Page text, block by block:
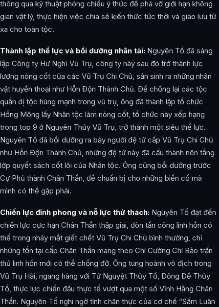
thông qua kỹ thuật phóng chiếu ý thức để phá vỡ giới hạn không
gian vật lý, thực hiện việc chia sẻ kiến thức tức thời và giao lưu từ
xa cho toàn tộc.
Thành lập thế lực và bồi dưỡng nhân tài: Nguyên Tổ đã sáng
lập Công ty Hư Nghĩ Vũ Trụ, công ty này sau đó trở thành lực
lượng nòng cốt của các Vũ Trụ Chi Chủ, sản sinh ra những nhân
vật huyền thoại như Hỗn Độn Thành Chủ. Để chống lại các tộc
quần dị tộc hùng mạnh trong vũ trụ, ông đã thành lập tổ chức
Hồng Mông lấy Nhân tộc làm nòng cốt, tổ chức này xếp hạng
trong top 9 ở Nguyên Thủy Vũ Trụ, trở thành một siêu thế lực.
Nguyên Tổ đã bồi dưỡng ra bảy người đệ tử cấp Vũ Trụ Chi Chủ
như Hỗn Độn Thành Chủ, những đệ tử này đã cấu thành nên tầng
lớp quyết sách cốt lõi của Nhân tộc. Ông cũng bồi dưỡng trước
Cự Phủ thành Chân Thần, để chuẩn bị cho những biến cố mà
mình có thể gặp phải.
Chiến lực đỉnh phong và nỗ lực thử thách: Nguyên Tổ đạt đến
chiến lực cực hạn Chân Thần thập giai, đòn tấn công linh hồn có
thể trong nháy mắt giết chết Vũ Trụ Chi Chủ bình thường, chỉ
những tồn tại cấp Chân Thần mang theo Chí Cường Chí Bảo trấn
thủ linh hồn mới có thể chống đỡ. Ông tung hoành vô địch trong
Vũ Trụ Hải, ngang hàng với Tử Nguyệt Thủy Tổ, Đông Đế Thủy
Tổ, thực lực chiến đấu thực tế vượt qua một số Vĩnh Hằng Chân
Thần. Nguyên Tổ nghi ngờ tính chân thực của cơ chế “Sấm Luân